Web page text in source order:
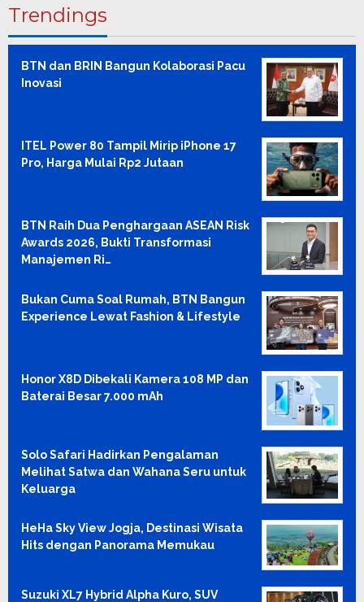
Trendings
BTN dan BRIN Bangun Kolaborasi Pacu
Inovasi
ITEL Power 80 Tampil Mirip iPhone 17
Pro, Harga Mulai Rp2 Jutaan
BTN Raih Dua Penghargaan ASEAN Risk
Awards 2026, Bukti Transformasi
Manajemen Ri…
Bukan Cuma Soal Rumah, BTN Bangun
Experience Lewat Fashion & Lifestyle
Honor X8D Dibekali Kamera 108 MP dan
Baterai Besar 7.000 mAh
Solo Safari Hadirkan Pengalaman
Melihat Satwa dan Wahana Seru untuk
Keluarga
HeHa Sky View Jogja, Destinasi Wisata
Hits dengan Panorama Memukau
Suzuki XL7 Hybrid Alpha Kuro, SUV